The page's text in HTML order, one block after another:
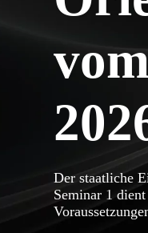
Der staatliche
Seminar 1